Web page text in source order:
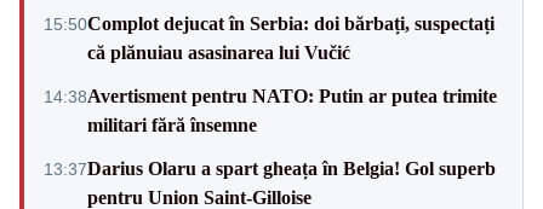
15:50Complot dejucat în Serbia: doi bărbați, suspectați
că plănuiau asasinarea lui Vučić
14:38Avertisment pentru NATO: Putin ar putea trimite
militari fără însemne
13:37Darius Olaru a spart gheața în Belgia! Gol superb
pentru Union Saint-Gilloise